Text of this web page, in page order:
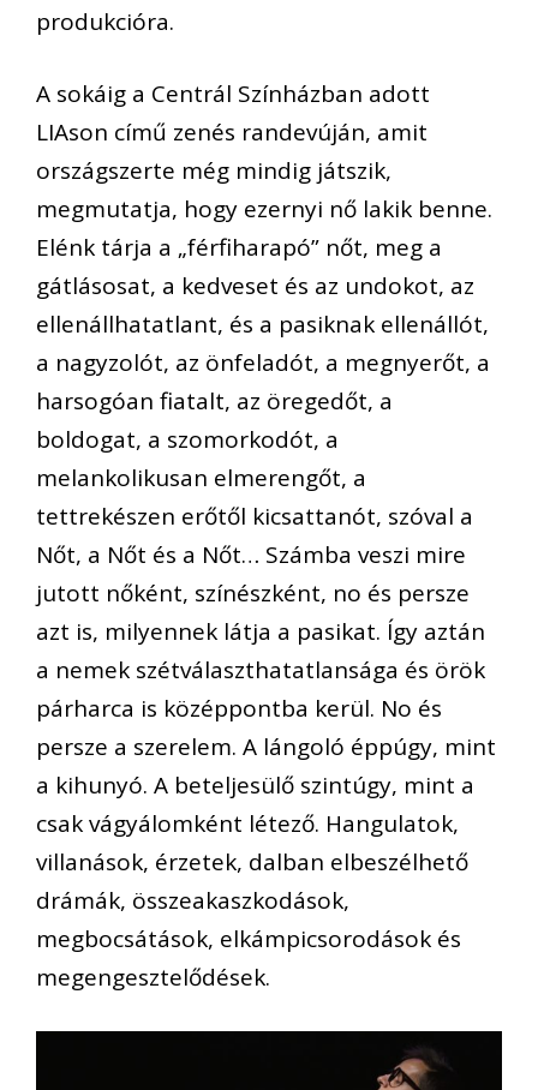
produkcióra.
A sokáig a Centrál Színházban adott
LIAson című zenés randevúján, amit
országszerte még mindig játszik,
megmutatja, hogy ezernyi nő lakik benne.
Elénk tárja a „férfiharapó” nőt, meg a
gátlásosat, a kedveset és az undokot, az
ellenállhatatlant, és a pasiknak ellenállót,
a nagyzolót, az önfeladót, a megnyerőt, a
harsogóan fiatalt, az öregedőt, a
boldogat, a szomorkodót, a
melankolikusan elmerengőt, a
tettrekészen erőtől kicsattanót, szóval a
Nőt, a Nőt és a Nőt… Számba veszi mire
jutott nőként, színészként, no és persze
azt is, milyennek látja a pasikat. Így aztán
a nemek szétválaszthatatlansága és örök
párharca is középpontba kerül. No és
persze a szerelem. A lángoló éppúgy, mint
a kihunyó. A beteljesülő szintúgy, mint a
csak vágyálomként létező. Hangulatok,
villanások, érzetek, dalban elbeszélhető
drámák, összeakaszkodások,
megbocsátások, elkámpicsorodások és
megengesztelődések.